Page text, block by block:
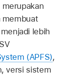
membuat
lebih
(APFS),
versi sistem